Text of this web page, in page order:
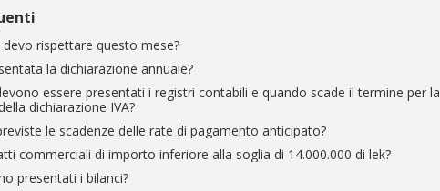
devo rispettare questo mese?
la dichiarazione annuale?
essere presentati i registri contabili e quando scade il termine per la
dichiarazione IVA?
le scadenze delle rate di pagamento anticipato?
commerciali di importo inferiore alla soglia di 14.000.000 di lek?
presentati i bilanci?